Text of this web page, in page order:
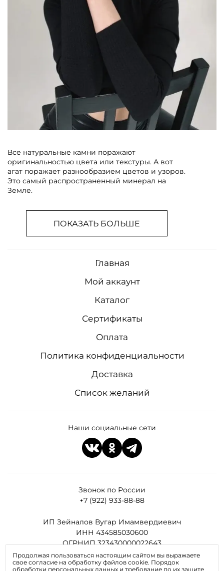
Все натуральные камни поражают
оригинальностью цвета или текстуры. А вот
агат поражает разнообразием цветов и узоров.
Это самый распространенный минерал на
Земле.
ПОКАЗАТЬ БОЛЬШЕ
Звонок по России
+7 (922) 933-88-88
ИП Зейналов Вугар Имамвердиевич
ИНН 434585030600
ОГРНИП 323430000022643
Все права защищены
Главная
Мой аккаунт
Каталог
Сертификаты
Оплата
Политика конфиденциальности
Доставка
Список желаний
Наши социальные сети
Продолжая пользоваться настоящим сайтом вы выражаете
свое согласие на обработку файлов cookie. Порядок
обработки персональных данных и требование по их защите